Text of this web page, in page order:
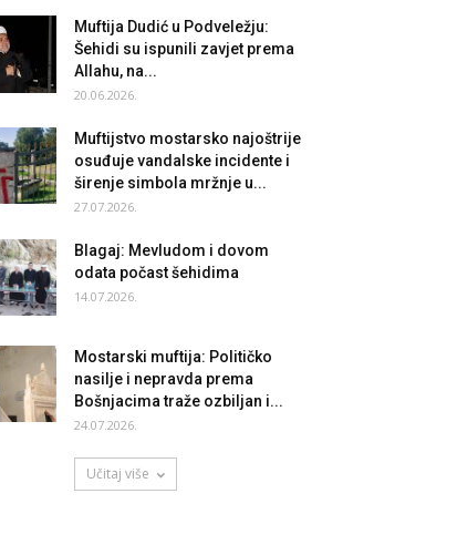
Muftija Dudić u Podveležju:
Šehidi su ispunili zavjet prema
Allahu, na...
20.06.2026.
Muftijstvo mostarsko najoštrije
osuđuje vandalske incidente i
širenje simbola mržnje u...
27.07.2026.
Blagaj: Mevludom i dovom
odata počast šehidima
14.07.2026.
Mostarski muftija: Političko
nasilje i nepravda prema
Bošnjacima traže ozbiljan i...
24.07.2026.
Učitaj više